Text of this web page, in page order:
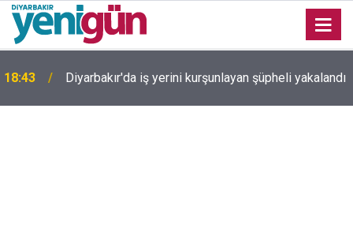
18:43 Diyarbakır'da iş yerini kurşunlayan şüpheli yakalandı
18:22
değerlendirmesi: Tek başına barışı sağlayamıyor